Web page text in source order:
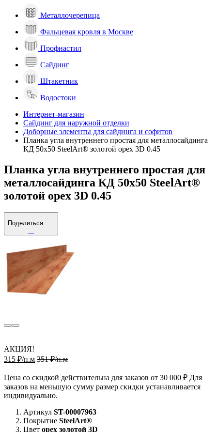
Металлочерепица
Фальцевая кровля в Москве
Профнастил
Сайдинг
Штакетник
Водостоки
Интернет-магазин
Сайдинг для наружной отделки
Доборные элементы для сайдинга и софитов
Планка угла внутреннего простая для металлосайдинга
КД 50х50 SteelArt® золотой орех 3D 0.45
Планка угла внутреннего простая для
металлосайдинга КД 50х50 SteelArt®
золотой орех 3D 0.45
Поделиться
АКЦИЯ!
315 ₽/п.м 351 ₽/п.м
Цена со скидкой действительна для заказов от 30 000 ₽ Для
заказов на меньшую сумму размер скидки устанавливается
индивидуально.
Артикул ST-00007963
Покрытие SteelArt®
Цвет орех золотой 3D